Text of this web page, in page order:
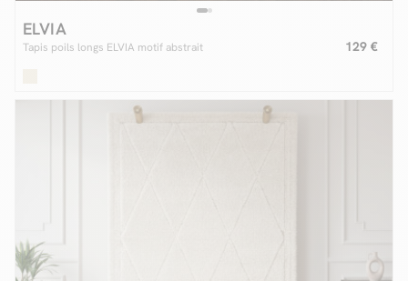
ELVIA
Tapis poils longs ELVIA motif abstrait 129 €